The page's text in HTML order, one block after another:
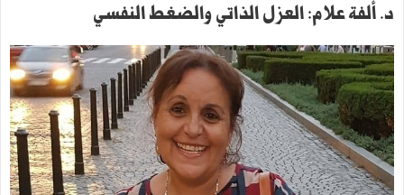
د. ألفة علام: العزل الذاتي والضغط النفسي